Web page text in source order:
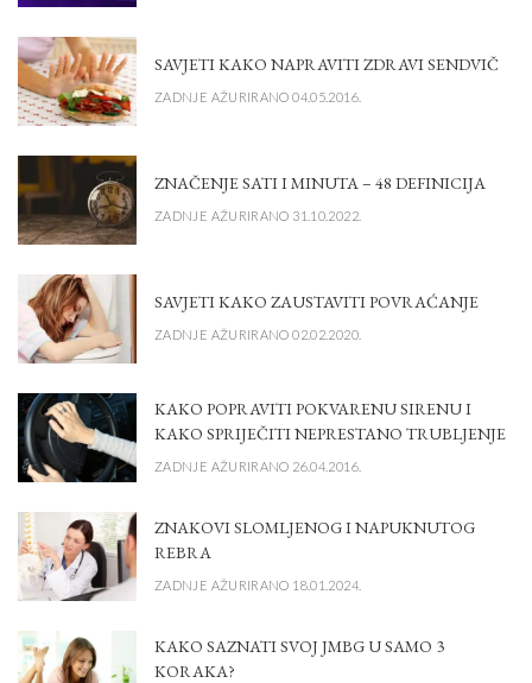
SAVJETI KAKO NAPRAVITI ZDRAVI SENDVIČ
ZADNJE AŽURIRANO 04.05.2016.
ZNAČENJE SATI I MINUTA – 48 DEFINICIJA
ZADNJE AŽURIRANO 31.10.2022.
SAVJETI KAKO ZAUSTAVITI POVRAĆANJE
ZADNJE AŽURIRANO 02.02.2020.
KAKO POPRAVITI POKVARENU SIRENU I
KAKO SPRIJEČITI NEPRESTANO TRUBLJENJE
ZADNJE AŽURIRANO 26.04.2016.
ZNAKOVI SLOMLJENOG I NAPUKNUTOG
REBRA
ZADNJE AŽURIRANO 18.01.2024.
KAKO SAZNATI SVOJ JMBG U SAMO 3
KORAKA?